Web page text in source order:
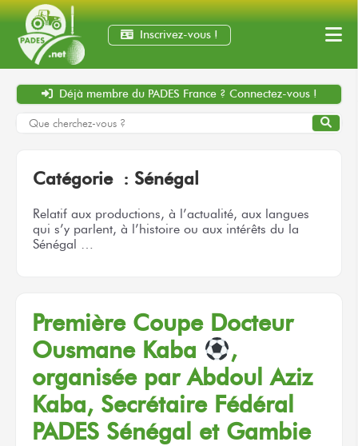
Inscrivez-vous !
Déjà membre du PADES France ? Connectez-vous !
Catégorie : Sénégal
Relatif aux productions, à l’actualité, aux langues
qui s’y parlent, à l’histoire ou aux intérêts du la
Sénégal …
Première CoupeDocteur
Ousmane Kaba
,
organisée par Abdoul Aziz
Kaba, Secrétaire Fédéral
PADES Sénégal et Gambie